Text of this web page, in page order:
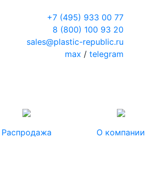
+7 (495) 933 00 77
8 (800) 100 93 20
sales@plastic-republic.ru
max / telegram
Распродажа О компании